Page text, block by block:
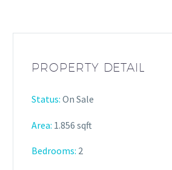
PROPERTY DETAIL
Status: On Sale
Area: 1.856 sqft
Bedrooms: 2